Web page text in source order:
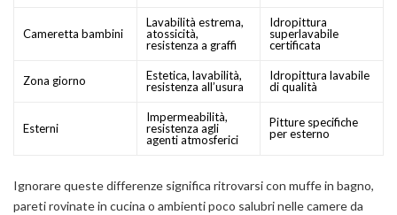
Cameretta bambini
Lavabilità estrema,
atossicità,
resistenza a graffi
Idropittura
superlavabile
certificata
Zona giorno
Estetica, lavabilità,
resistenza all’usura
Idropittura lavabile
di qualità
Esterni
Impermeabilità,
resistenza agli
agenti atmosferici
Pitture specifiche
per esterno
Ignorare queste differenze significa ritrovarsi con muffe in bagno,
pareti rovinate in cucina o ambienti poco salubri nelle camere da